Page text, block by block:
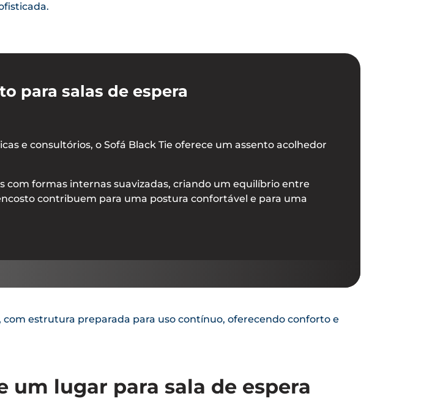
para salas de espera
e consultórios, o Sofá Black Tie oferece um assento acolhedor
com formas internas suavizadas, criando um equilíbrio entre
contribuem para uma postura confortável e para uma
estrutura preparada para uso contínuo, oferecendo conforto e
um lugar para sala de espera